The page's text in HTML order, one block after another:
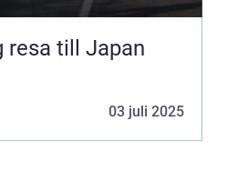
resa till Japan
03 juli 2025